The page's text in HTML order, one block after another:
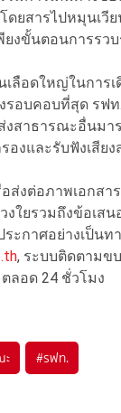
ยสารไปหมุนเวี
งขั้นตอนการรว
ลือดใหญ่ในการ
รอบคอบที่สุด รฟ
สาธารณะอื่นมา
งและรับฟังเสีย
งต่อภาพเอกสา
ใยรวมถึงข้อเส
ะกาศอย่างเป็นท
, ระบบติดตามข
ลอด 24 ชั่วโมง
#รฟท.